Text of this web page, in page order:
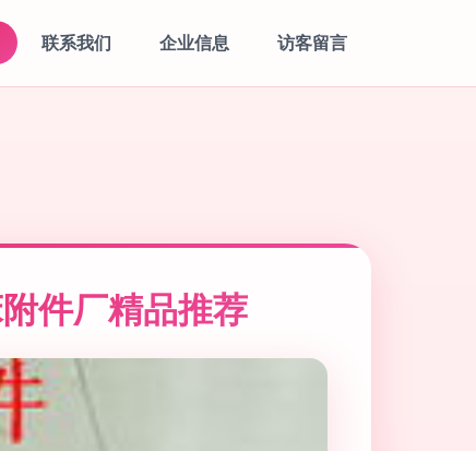
联系我们 企业信息 访客留言
件厂精品推荐